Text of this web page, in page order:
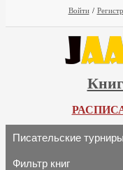
Войти /
Писательские
Фильтр книг